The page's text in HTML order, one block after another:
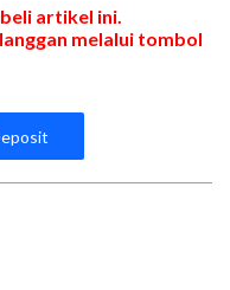
artikel ini.
melalui tombol